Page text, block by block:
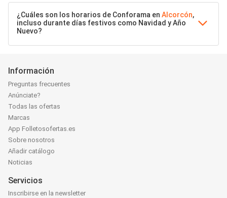
¿Cuáles son los horarios de Conforama en Alcorcón,
incluso durante días festivos como Navidad y Año
Nuevo?
Información
Preguntas frecuentes
Anúnciate?
Todas las ofertas
Marcas
App Folletosofertas.es
Sobre nosotros
Añadir catálogo
Noticias
Servicios
Inscribirse en la newsletter